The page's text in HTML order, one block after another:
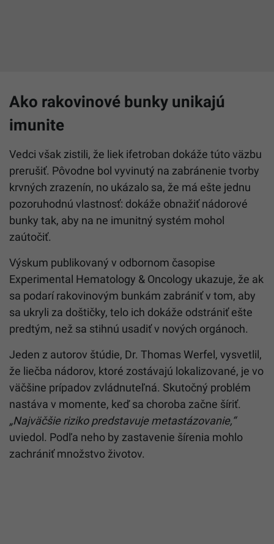
Ako rakovinové bunky unikajú
imunite
Vedci však zistili, že liek ifetroban dokáže túto väzbu
prerušiť. Pôvodne bol vyvinutý na zabránenie tvorby
krvných zrazenín, no ukázalo sa, že má ešte jednu
pozoruhodnú vlastnosť: dokáže obnažiť nádorové
bunky tak, aby na ne imunitný systém mohol
zaútočiť.
Výskum publikovaný v odbornom časopise
Experimental Hematology & Oncology ukazuje, že ak
sa podarí rakovinovým bunkám zabrániť v tom, aby
sa ukryli za doštičky, telo ich dokáže odstrániť ešte
predtým, než sa stihnú usadiť v nových orgánoch.
Jeden z autorov štúdie, Dr. Thomas Werfel, vysvetlil,
že liečba nádorov, ktoré zostávajú lokalizované, je vo
väčšine prípadov zvládnuteľná. Skutočný problém
nastáva v momente, keď sa choroba začne šíriť.
„Najväčšie riziko predstavuje metastázovanie,“
uviedol. Podľa neho by zastavenie šírenia mohlo
zachrániť množstvo životov.